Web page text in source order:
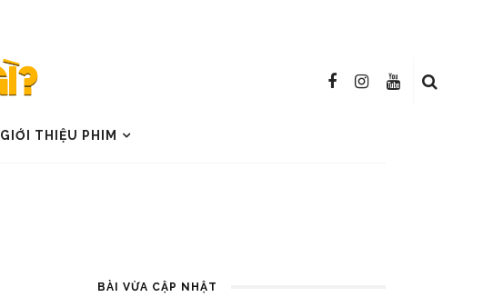
GIỚI THIỆU PHIM
BÀI VỪA CẬP NHẬT